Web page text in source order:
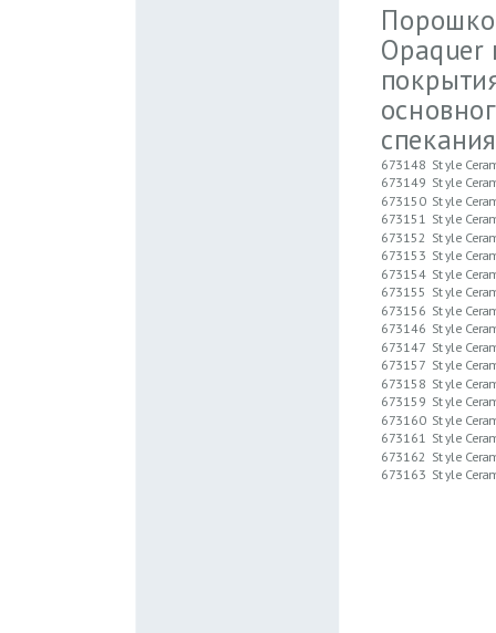
Opaquer
673148 Style
673149 Style
673150 Style
673151 Style
673152 Style
673153 Style
673154 Style
673155 Style
673156 Style
673146 Style
673147 Style
673157 Style
673158 Style
673159 Style
673160 Style
673161 Style
673162 Style
673163 Style